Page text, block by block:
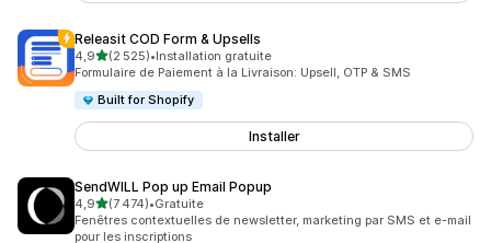
Releasit COD Form & Upsells
4,9étoile(s) sur 5
(2 525)
2525 avis au total
•Installation gratuite
Formulaire de Paiement à la Livraison: Upsell, OTP & SMS
Built for Shopify
Installer
SendWILL Pop up Email Popup
4,9étoile(s) sur 5
(7 474)
7474 avis au total
•Gratuite
Fenêtres contextuelles de newsletter, marketing par SMS et e-mail
pour les inscriptions